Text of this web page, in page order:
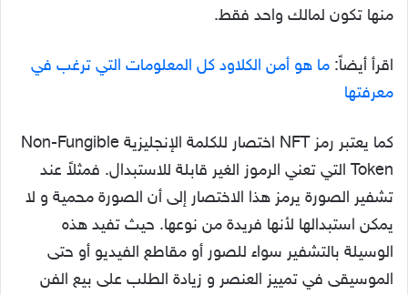
منها تكون لمالك واحد فقط.
اقرأ أيضاً: ما هو أمن الكلاود كل المعلومات التي ترغب في
معرفتها
كما يعتبر رمز NFT اختصار للكلمة الإنجليزية Non-Fungible
Token التي تعني الرموز الغير قابلة للاستبدال. فمثلاً عند
تشفير الصورة يرمز هذا الاختصار إلى أن الصورة محمية و لا
يمكن استبدالها لأنها فريدة من نوعها. حيث تفيد هذه
الوسيلة بالتشفير سواء للصور أو مقاطع الفيديو أو حتى
الموسيقى في تمييز العنصر و زيادة الطلب على بيع الفن